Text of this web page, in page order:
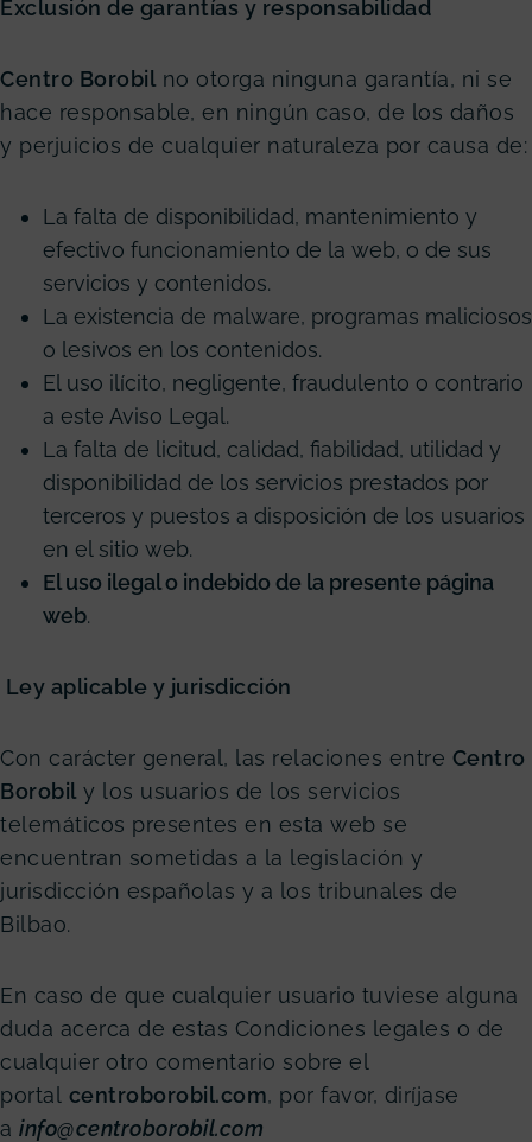
Exclusión de garantías y responsabilidad
Centro Borobil no otorga ninguna garantía, ni se
hace responsable, en ningún caso, de los daños
y perjuicios de cualquier naturaleza por causa de:
La falta de disponibilidad, mantenimiento y
efectivo funcionamiento de la web, o de sus
servicios y contenidos.
La existencia de malware, programas maliciosos
o lesivos en los contenidos.
El uso ilícito, negligente, fraudulento o contrario
a este Aviso Legal.
La falta de licitud, calidad, fiabilidad, utilidad y
disponibilidad de los servicios prestados por
terceros y puestos a disposición de los usuarios
en el sitio web.
El uso ilegal o indebido de la presente página
web.
Ley aplicable y jurisdicción
Con carácter general, las relaciones entre Centro
Borobil y los usuarios de los servicios
telemáticos presentes en esta web se
encuentran sometidas a la legislación y
jurisdicción españolas y a los tribunales de
Bilbao.
En caso de que cualquier usuario tuviese alguna
duda acerca de estas Condiciones legales o de
cualquier otro comentario sobre el
portal centroborobil.com, por favor, diríjase
a info@centroborobil.com